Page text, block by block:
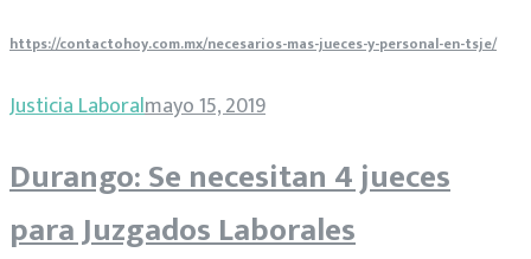
https://contactohoy.com.mx/necesarios-mas-jueces-y-personal-en-tsje/
Justicia Laboralmayo 15, 2019
Durango: Se necesitan 4 jueces
para Juzgados Laborales